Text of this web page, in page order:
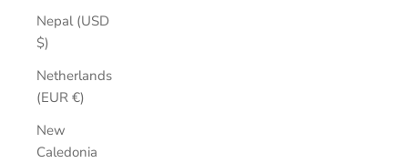
Nepal (USD
$)
Netherlands
(EUR €)
New
Caledonia